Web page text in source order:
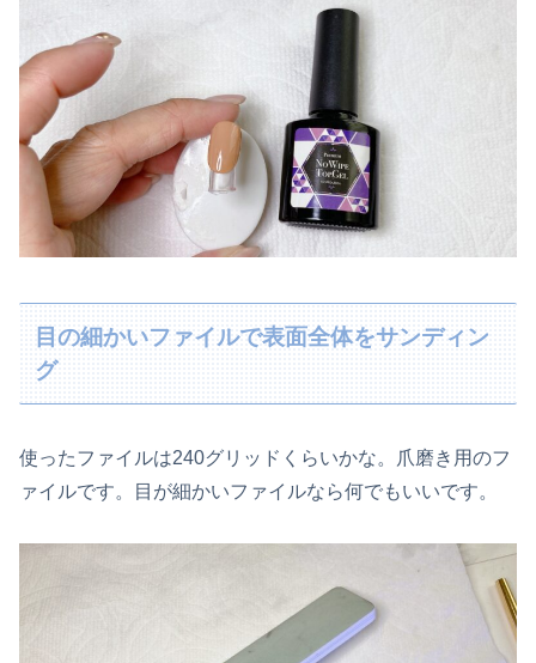
目の細かいファイルで表面全体をサンディン
グ
使ったファイルは240グリッドくらいかな。爪磨き用のフ
ァイルです。目が細かいファイルなら何でもいいです。